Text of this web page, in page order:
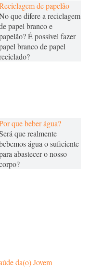
de papelão
que difere a reciclagem
papel branco e
É possivel fazer
branco de papel
que beber água?
que realmente
água o suficiente
abastecer o nosso
da(o) Jovem